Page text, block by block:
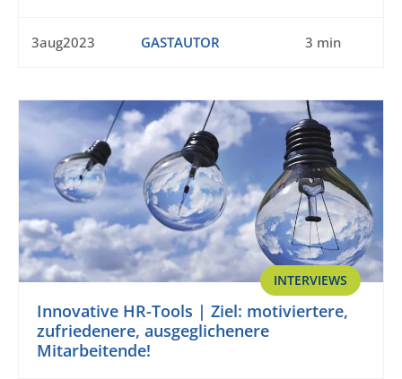
3aug2023 GASTAUTOR 3 min
INTERVIEWS
Innovative HR-Tools | Ziel: motiviertere,
zufriedenere, ausgeglichenere
Mitarbeitende!